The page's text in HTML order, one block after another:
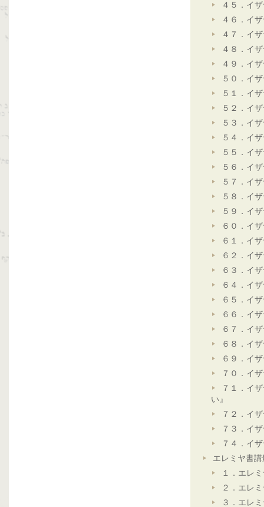
４５．イ
４６．イ
４７．イ
４８．イ
４９．イ
５０．イ
５１．イ
５２．イ
５３．イ
５４．イ
５５．イ
５６．イ
５７．イ
５８．イ
５９．イ
６０．イ
６１．イ
６２．イ
６３．イ
６４．イ
６５．イ
６６．イ
６７．イ
６８．イ
６９．イ
７０．イ
７１．イ
い』
７２．イ
７３．イ
７４．イ
エレミヤ書講
１．エレ
２．エレ
３．エレ